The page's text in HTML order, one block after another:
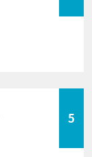
5